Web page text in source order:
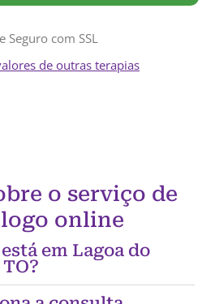
Seguro com SSL
de outras terapias
o serviço de
online
em Lagoa do